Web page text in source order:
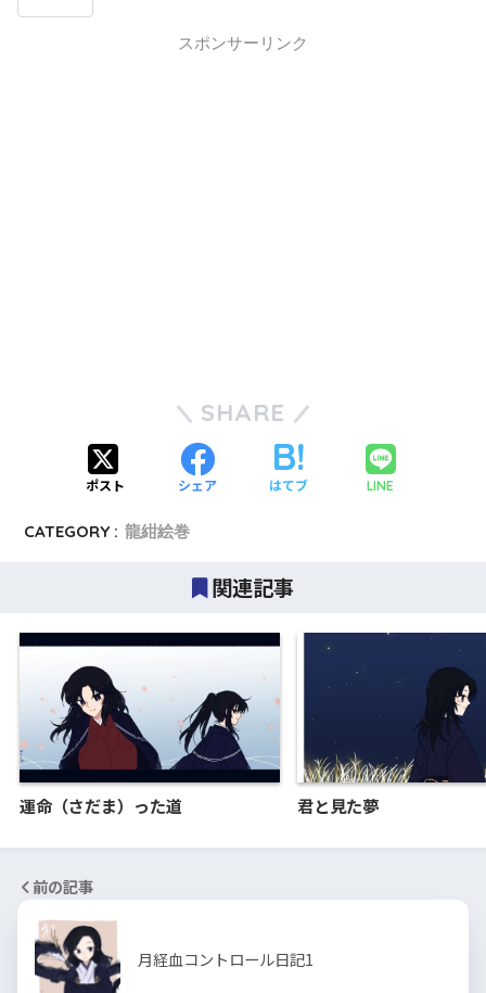
スポンサーリンク
SHARE
ポスト シェア はてブ LINE
CATEGORY : 龍紺絵巻
関連記事
運命（さだま）った道 君と見た夢
前の記事
月経血コントロール日記1